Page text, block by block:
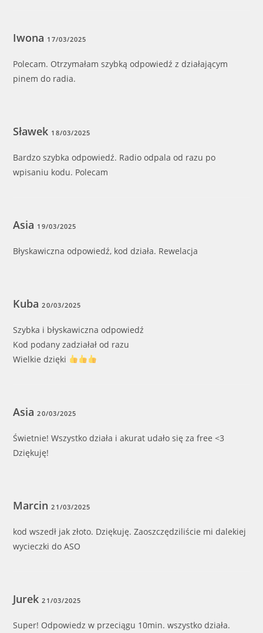
Iwona 17/03/2025
Polecam. Otrzymałam szybką odpowiedź z działającym
pinem do radia.
Sławek 18/03/2025
Bardzo szybka odpowiedź. Radio odpala od razu po
wpisaniu kodu. Polecam
Asia 19/03/2025
Błyskawiczna odpowiedź, kod działa. Rewelacja
Kuba 20/03/2025
Szybka i błyskawiczna odpowiedź
Kod podany zadziałał od razu
Wielkie dzięki
Asia 20/03/2025
Świetnie! Wszystko działa i akurat udało się za free <3
Dziękuję!
Marcin 21/03/2025
kod wszedł jak złoto. Dziękuję. Zaoszczędziliście mi dalekiej
wycieczki do ASO
Jurek 21/03/2025
Super! Odpowiedz w przeciągu 10min. wszystko działa.